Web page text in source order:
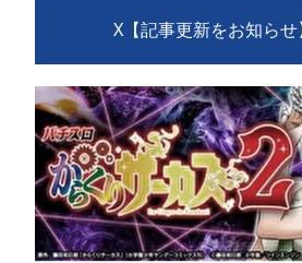
X【記事更新をお知らせ